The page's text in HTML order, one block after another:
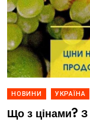
НОВИНИ УКРАЇНА
Що з цінами? З